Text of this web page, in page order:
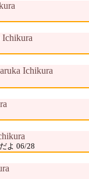
Ichikura
Ichikura
よ 06/28